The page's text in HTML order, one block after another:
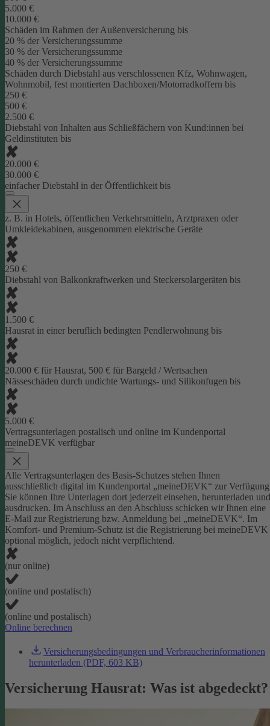
5.000 €
10.000 €
Schäden im Rahmen der Außenversicherung bis
20 % der Versicherungssumme
30 % der Versicherungssumme
40 % der Versicherungssumme
Schäden durch Diebstahl aus verschlossenen Kfz, Wohnwagen,
Wohnmobil, fest montierten Dachboxen/Motorradkoffern bis
250 €
500 €
2.500 €
Diebstahl von Inhalten aus Schließfächern von Kund:innen bei
Geldinstituten bis
20.000 €
30.000 €
einfacher Diebstahl in der Öffentlichkeit bis
z. B. in Hotels, öffentlichen Verkehrsmitteln, Arztpraxen oder
Umkleidekabinen, ausgenommen elektrische Geräte
250 €
Diebstahl von Balkonkraftwerken und Steckersolargeräten bis
1.500 €
Hausrat in einer beruflich bedingten Pendlerwohnung bis
20.000 € für Hausrat, 500 € für Bargeld / Wertsachen
Nässeschäden durch undichte Wartungs- und Silikonfugen bis
5.000 €
Vertragsunterlagen postalisch und online im Kundenportal
meineDEVK verfügbar
Alle Vertragsunterlagen des Basis-Schutzes stehen Ihnen
ausschließlich digital im Kundenportal „meineDEVK“ zur
Sie können Ihre Unterlagen dort jederzeit einsehen, herunterladen und
ausdrucken. Im Anschluss an den Abschluss schicken wir Ihnen eine
E-Mail zur Registrierung bzw. Anmeldung bei „meineDEVK“. Im
Komfort- und Premium-Schutz ist die Registrierung bei meineDEVK
optional möglich, jedoch nicht verpflichtend.
(nur online)
(online und postalisch)
(online und postalisch)
Online berechnen
Versicherungsbedingungen und Verbraucherinformationen
herunterladen (PDF, 603 KB)
Versicherung Hausrat: Was ist abgedeckt?